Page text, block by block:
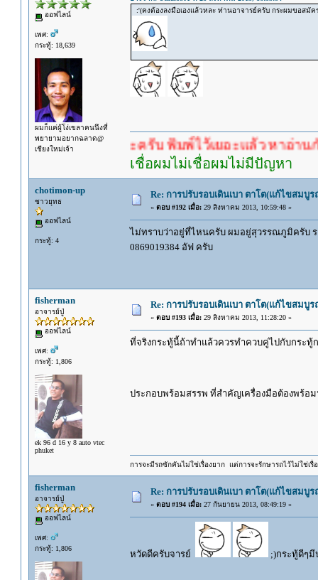
ออฟไลน์
เพศ:
กระทู้: 18,639
ผมก็แค่ผู้โง่เขลาคนนึงที่
พยายามอยากฉลาด@
เชียงใหม่เจ้า
:'(คงต้องลงมือเองแล้วหละ ท่านอาจารย์ครับ กระผมขอส
คำตอบนะครับ พิมพ์ไว้เยอะแล้ว หาอ่านกันดู
เชื่อผมไม่เชื่อผมไม่มีปัญหา
chotimon-up
ชาวยุทธ
ออฟไลน์
กระทู้: 4
Re: การปรับรอบเดินเบา ตาโต(แก้ไขสมบู
« ตอบ #192 เมื่อ:29 สิงหาคม 2013, 10:59:48 »
ไม่ทราบว่าอยู่ที่ไหนครับ ผมอยู่สุวรรณภูมิครับ
0869019384 อัฟ ครับ
fisherman
อาจารย์ปู่
ออฟไลน์
เพศ:
กระทู้: 1,806
ek 96 d 16 y 8 auto vtec
phuket
Re: การปรับรอบเดินเบา ตาโต(แก้ไขสมบู
« ตอบ #193 เมื่อ:29 สิงหาคม 2013, 11:28:20 »
ที่จริงกระทู้นี้ถ้าทำแล้วควรทำควบคู่ไปกับกระทู้
ประกอบพร้อมสรรพ ที่สำคัญเครื่องมือต้องพร้อ
การจะมีรถซักคันไม่ใช่เรื่องยาก แต่การจะรักษารถไว้ไม่ใช่เรื่
fisherman
อาจารย์ปู่
ออฟไลน์
เพศ:
กระทู้: 1,806
Re: การปรับรอบเดินเบา ตาโต(แก้ไขสมบู
« ตอบ #194 เมื่อ:27 กันยายน 2013, 08:49:19 »
หวัดดีครับจารย์ ;)กระทู้ดีๆ